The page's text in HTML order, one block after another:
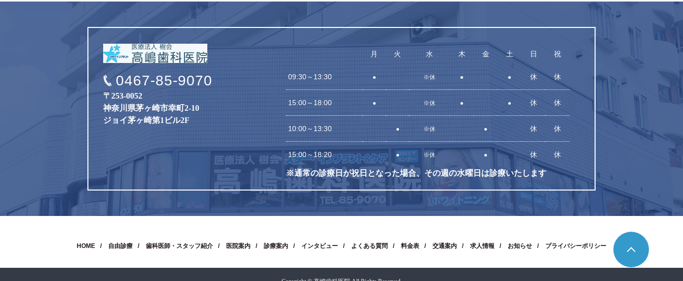
0467-85-9070
〒253-0052
神奈川県茅ヶ崎市幸町2-10
ジョイ茅ヶ崎第1ビル2F
月 火 水 木 金 土 日 祝
09:30～13:30 ● ※休 ● ● 休 休
15:00～18:00 ● ※休 ● ● 休 休
10:00～13:30 ● ※休 ● 休 休
15:00～18:20 ● ※休 ● 休 休
※通常の診療日が祝日となった場合、その週の水曜日は診療いたします
HOME 自由診療 歯科医師・スタッフ紹介 医院案内 診療案内 インタビュー よくある質問 料金表 交通案内 求人情報 お知らせ プライバシーポリシー